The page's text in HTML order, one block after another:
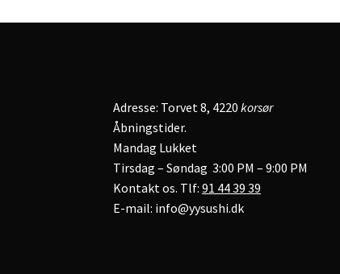
Adresse: Torvet 8, 4220korsør
Åbningstider.
Mandag Lukket
Tirsdag – Søndag 3:00 PM – 9:00 PM
Kontakt os. Tlf:91 44 39 39
E-mail: info@yysushi.dk